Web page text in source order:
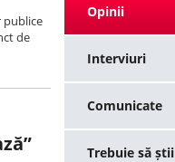
publice
de
Opinii
Interviuri
Comunicate
Trebuie să știi